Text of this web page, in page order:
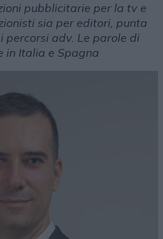
pubblicitarie per la tv e
sia per editori, punta
percorsi adv. Le parole di
in Italia e Spagna